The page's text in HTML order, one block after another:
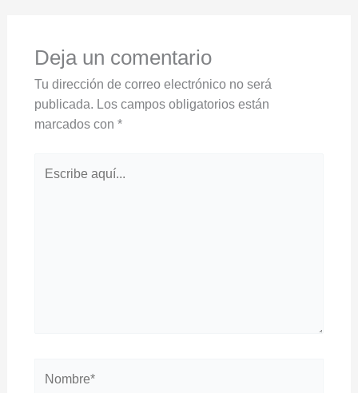
Deja un comentario
Tu dirección de correo electrónico no será
publicada. Los campos obligatorios están
marcados con *
aquí...